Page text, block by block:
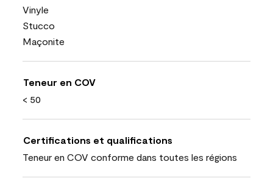
Vinyle
Stucco
Maçonite
Teneur en COV
< 50
Certifications et qualifications
Teneur en COV conforme dans toutes les régions